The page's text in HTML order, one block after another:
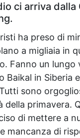
ci arriva dalla
ha preso di
a migliaia in
Fanno un lungo
Baikal in Siberia
sono
della primavera.
di mettere a
mancanza di